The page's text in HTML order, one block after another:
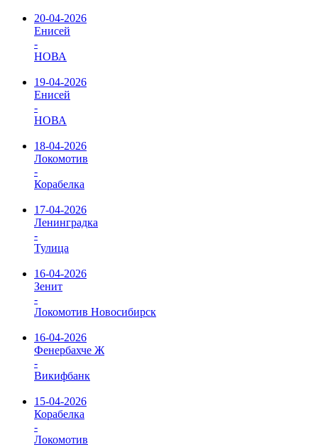
20-04-2026
Енисей
-
НОВА
19-04-2026
Енисей
-
НОВА
18-04-2026
Локомотив
-
Корабелка
17-04-2026
Ленинградка
-
Тулица
16-04-2026
Зенит
-
Локомотив Новосибирск
16-04-2026
Фенербахче Ж
-
Викифбанк
15-04-2026
Корабелка
-
Локомотив